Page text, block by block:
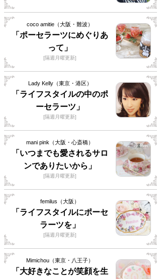
coco amitie（大阪・難波）
「ポーセラーツにめぐりあ
って」
[隔週月曜更新]
Lady Kelly（東京・港区）
「ライフスタイルの中のポ
ーセラーツ」
[隔週月曜更新]
mani pink（大阪・心斎橋）
「いつまでも愛されるサロ
ンでありたいから」
[隔週月曜更新]
femilus（大阪）
「ライフスタイルにポーセ
ラーツを」
[隔週月曜更新]
Mimichou（東京・八王子）
「大好きなことが笑顔を生